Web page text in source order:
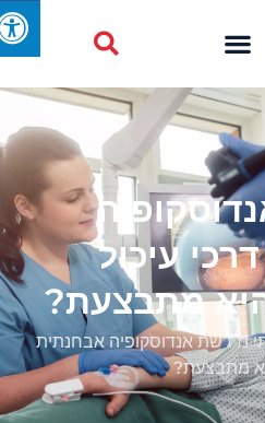
עיכול
היא מתבצעת?
אנדוסקופיה אבחנתית
מתבצעת?